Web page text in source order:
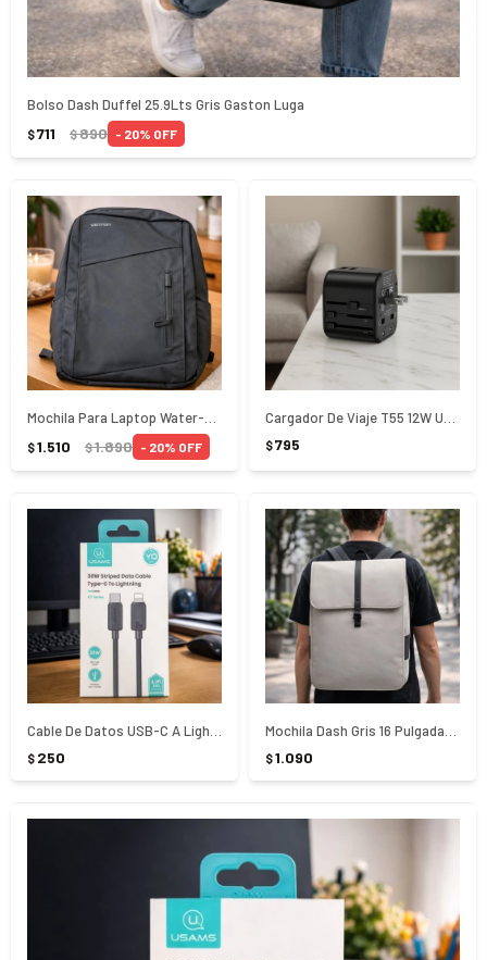
Bolso Dash Duffel 25.9Lts Gris Gaston Luga
$711 $890 20
$1.510 $1.890 20 $795
$ 250 $1.090